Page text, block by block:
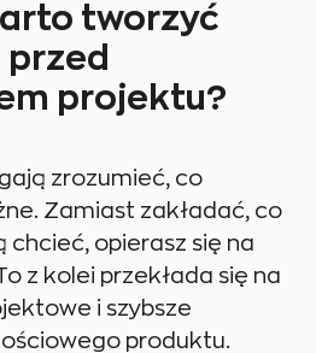
tworzyć
przed
projektu?
zrozumieć, co
Zamiast zakładać, co
opierasz się na
z kolei przekłada się na
i szybsze
produktu.